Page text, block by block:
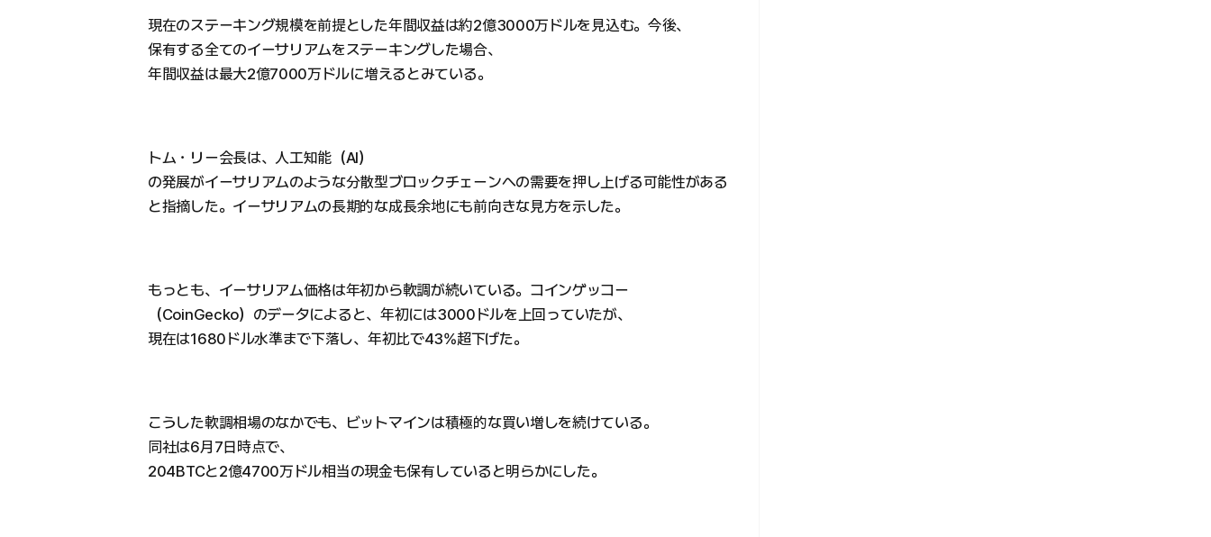
現在のステーキング規模を前提とした年間収益は約2億3000万ドルを見込む。今後、
保有する全てのイーサリアムをステーキングした場合、
年間収益は最大2億7000万ドルに増えるとみている。
トム・リー会長は、人工知能（AI）
の発展がイーサリアムのような分散型ブロックチェーンへの需要を押し上げる可能性がある
と指摘した。イーサリアムの長期的な成長余地にも前向きな見方を示した。
もっとも、イーサリアム価格は年初から軟調が続いている。コインゲッコー
（CoinGecko）のデータによると、年初には3000ドルを上回っていたが、
現在は1680ドル水準まで下落し、年初比で43%超下げた。
こうした軟調相場のなかでも、ビットマインは積極的な買い増しを続けている。
同社は6月7日時点で、
204BTCと2億4700万ドル相当の現金も保有していると明らかにした。